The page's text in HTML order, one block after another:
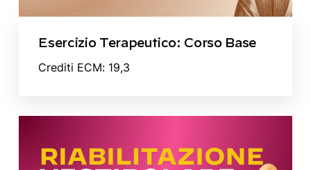
Esercizio Terapeutico: Corso Base
Crediti ECM: 19,3